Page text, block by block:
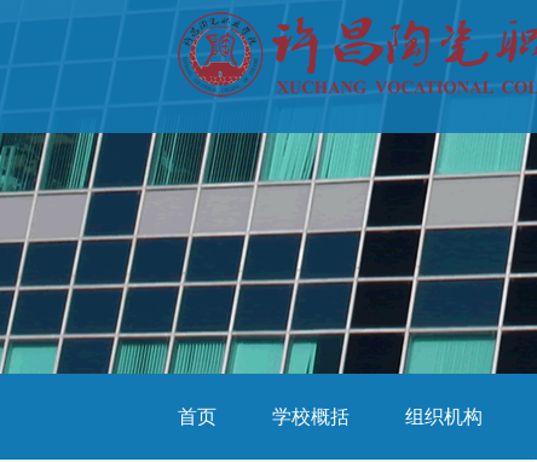
首页 学校概括 组织机构